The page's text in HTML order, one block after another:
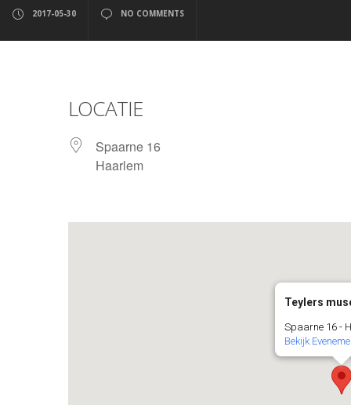
2017-05-30 NO COMMENTS
LOCATIE
Spaarne 16
Haarlem
Teylers
Spaarne 16 -
Bekijk